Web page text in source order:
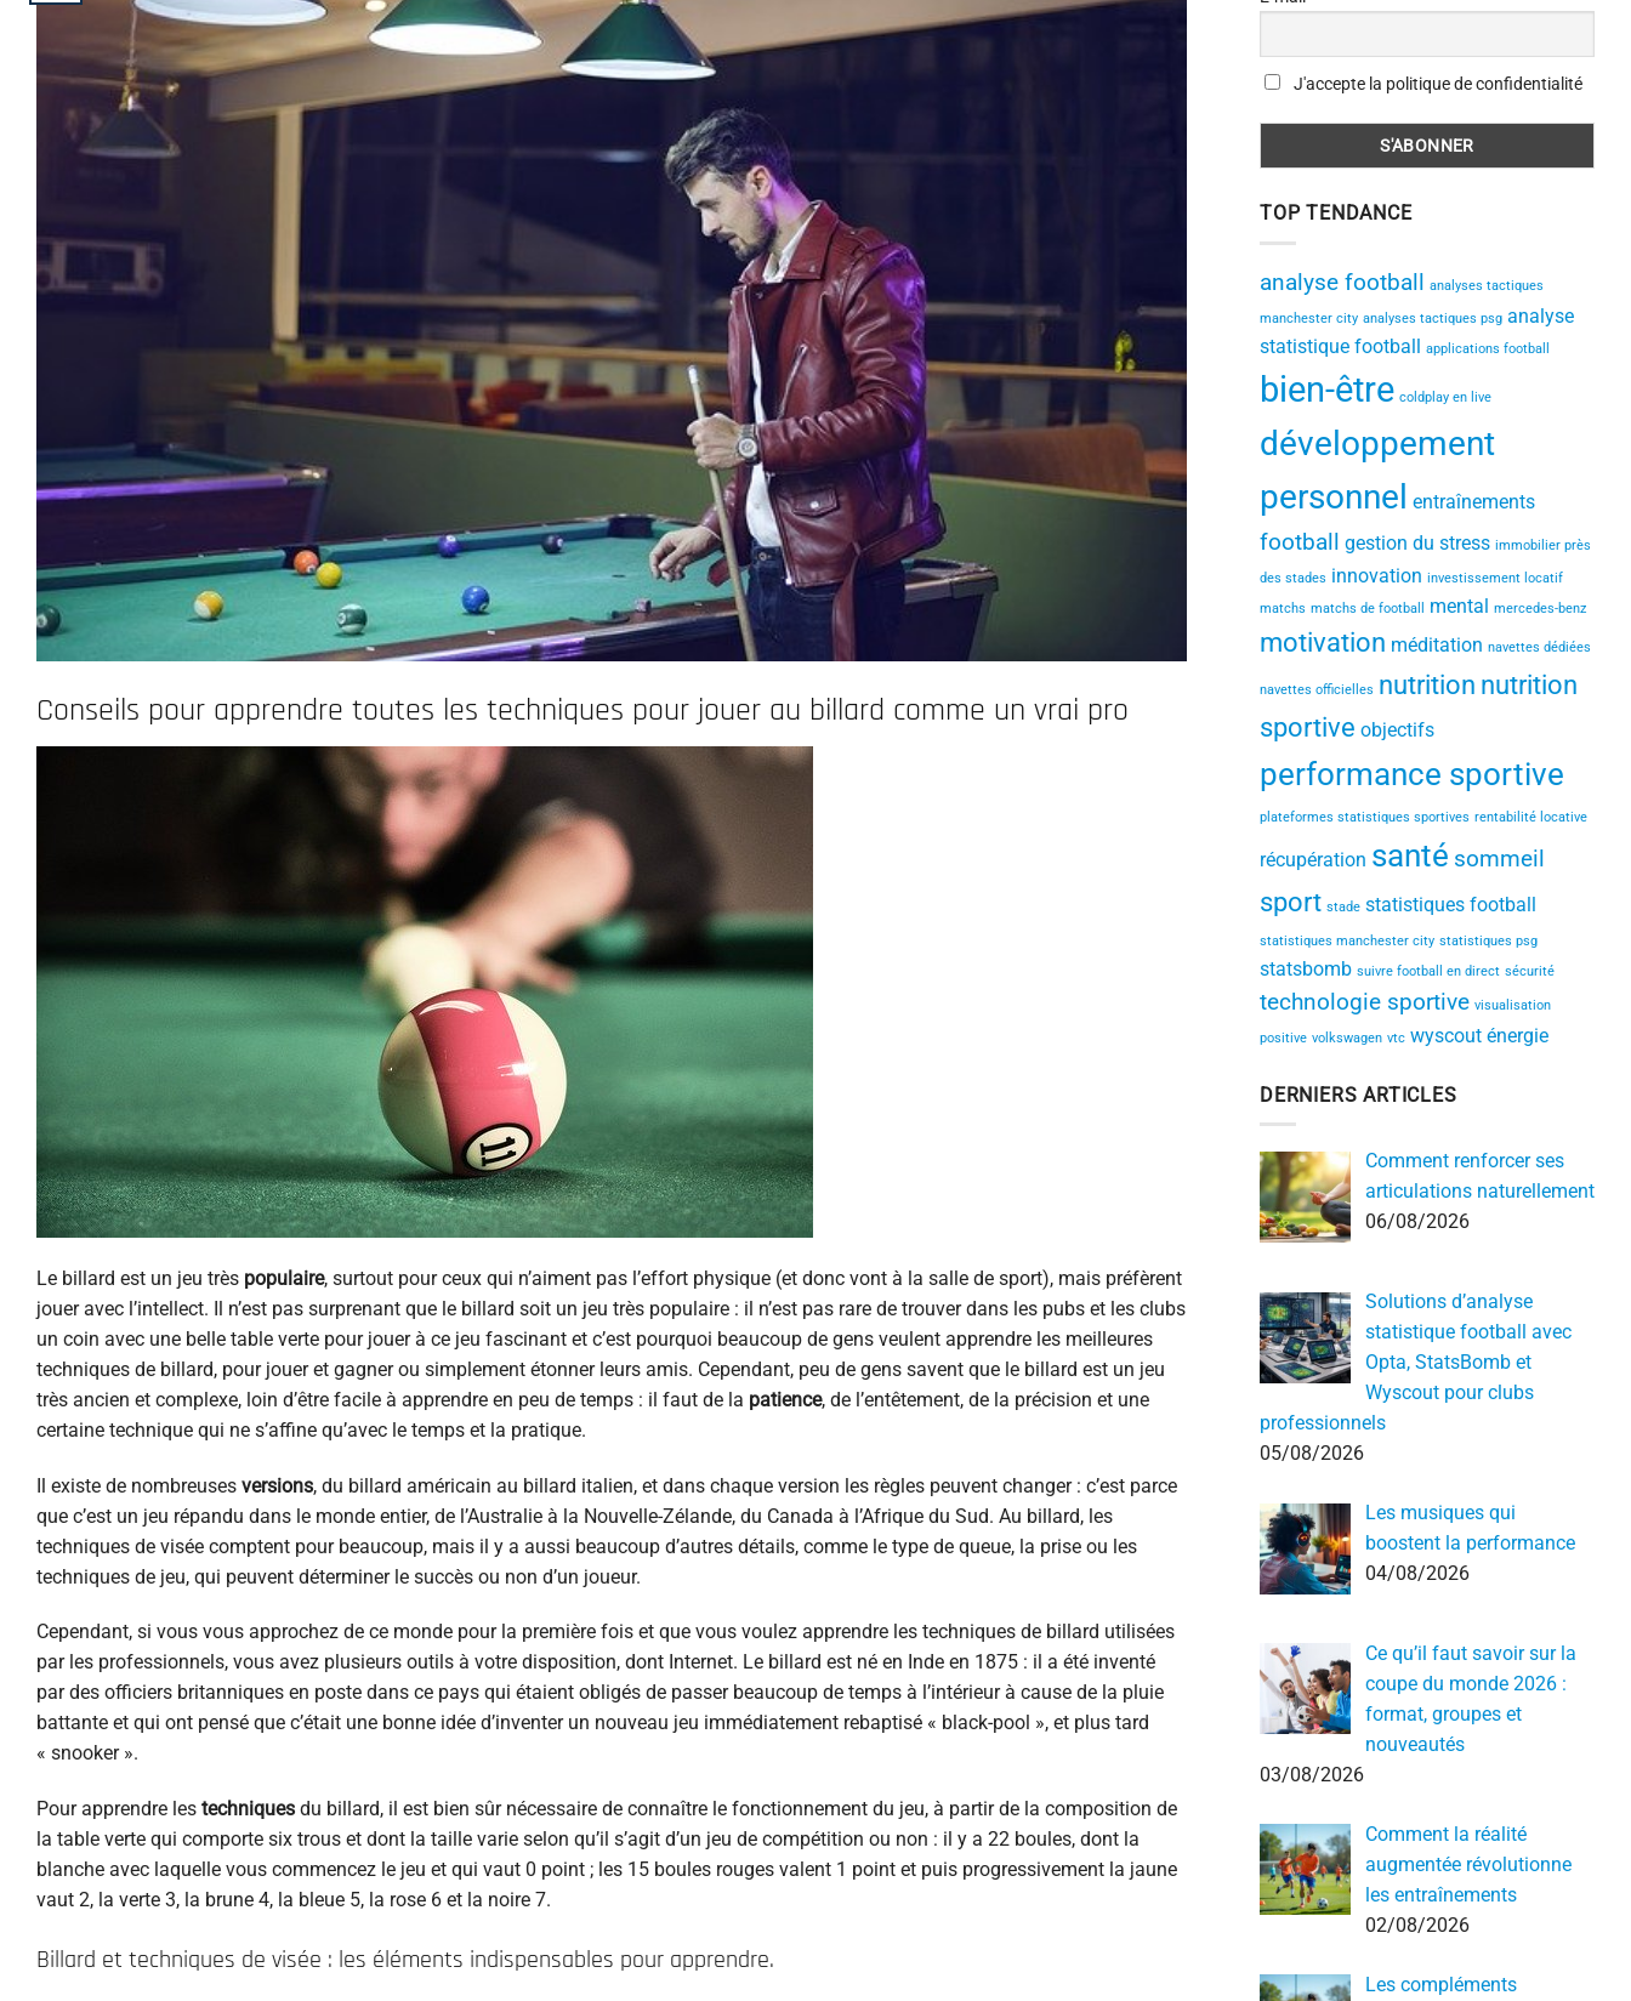
Conseils pour apprendre toutes les techniques pour jouer au billard comme un vrai pro
Le billard est un jeu très populaire, surtout pour ceux qui n’aiment pas l’effort physique (et donc vont à la salle de sport), mais préfèrent
jouer avec l’intellect. Il n’est pas surprenant que le billard soit un jeu très populaire : il n’est pas rare de trouver dans les pubs et les clubs
un coin avec une belle table verte pour jouer à ce jeu fascinant et c’est pourquoi beaucoup de gens veulent apprendre les meilleures
techniques de billard, pour jouer et gagner ou simplement étonner leurs amis. Cependant, peu de gens savent que le billard est un jeu
très ancien et complexe, loin d’être facile à apprendre en peu de temps : il faut de la patience, de l’entêtement, de la précision et une
certaine technique qui ne s’affine qu’avec le temps et la pratique.
Il existe de nombreuses versions, du billard américain au billard italien, et dans chaque version les règles peuvent changer : c’est parce
que c’est un jeu répandu dans le monde entier, de l’Australie à la Nouvelle-Zélande, du Canada à l’Afrique du Sud. Au billard, les
techniques de visée comptent pour beaucoup, mais il y a aussi beaucoup d’autres détails, comme le type de queue, la prise ou les
techniques de jeu, qui peuvent déterminer le succès ou non d’un joueur.
Cependant, si vous vous approchez de ce monde pour la première fois et que vous voulez apprendre les techniques de billard utilisées
par les professionnels, vous avez plusieurs outils à votre disposition, dont Internet. Le billard est né en Inde en 1875 : il a été inventé
par des officiers britanniques en poste dans ce pays qui étaient obligés de passer beaucoup de temps à l’intérieur à cause de la pluie
battante et qui ont pensé que c’était une bonne idée d’inventer un nouveau jeu immédiatement rebaptisé « black-pool », et plus tard
« snooker ».
Pour apprendre les techniques du billard, il est bien sûr nécessaire de connaître le fonctionnement du jeu, à partir de la composition de
la table verte qui comporte six trous et dont la taille varie selon qu’il s’agit d’un jeu de compétition ou non : il y a 22 boules, dont la
blanche avec laquelle vous commencez le jeu et qui vaut 0 point ; les 15 boules rouges valent 1 point et puis progressivement la jaune
vaut 2, la verte 3, la brune 4, la bleue 5, la rose 6 et la noire 7.
Billard et techniques de visée : les éléments indispensables pour apprendre.
J'accepte la politique de confidentialité
TOP TENDANCE
analyse football analyses tactiques
manchester city analyses tactiques psg analyse
statistique football applications football
bien-être coldplay en live
développement
personnel entraînements
football gestion du stress immobilier près
des stades innovation investissement locatif
matchs matchs de football mental mercedes-benz
motivation méditation navettes dédiées
navettes officielles nutrition nutrition
sportive objectifs
performance sportive
plateformes statistiques sportives rentabilité locative
récupération santé sommeil
sport stade statistiques football
statistiques manchester city statistiques psg
statsbomb suivre football en direct sécurité
technologie sportive visualisation
positive volkswagen vtc wyscout énergie
DERNIERS ARTICLES
Comment renforcer ses
articulations naturellement
06/08/2026
Solutions d’analyse
statistique football avec
Opta, StatsBomb et
Wyscout pour clubs
professionnels
05/08/2026
Les musiques qui
boostent la performance
04/08/2026
Ce qu’il faut savoir sur la
coupe du monde 2026 :
format, groupes et
nouveautés
03/08/2026
Comment la réalité
augmentée révolutionne
les entraînements
02/08/2026
Les compléments